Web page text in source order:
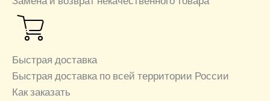
Быстрая доставка
Быстрая доставка по всей территории России
Как заказать